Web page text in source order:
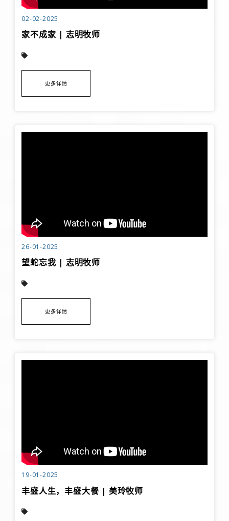
02-02-2025
家不成家 | 志明牧师
更多详情
26-01-2025
望蛇忘我 | 志明牧师
更多详情
19-01-2025
丰盛人生，丰盛大餐 | 美玲牧师